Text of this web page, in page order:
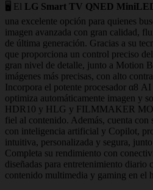
🖥️ El LG Smart TV QNED
una excelente opción para quienes
imagen avanzada con gran calidad,
de última generación. Gracias a su
que proporciona un control preciso
gran nivel de detalle, junto a Motion
imágenes más precisas, con alto
Incorpora el potente procesador α8
optimiza automáticamente imagen y
HDR10 y HLG y FILMMAKER
fiel al contenido. Además, cuenta
con inteligencia artificial y Copilot,
intuitiva, personalizada y segura,
Completa su rendimiento con
diseñadas para entretenimiento
contenido multimedia y gaming en el